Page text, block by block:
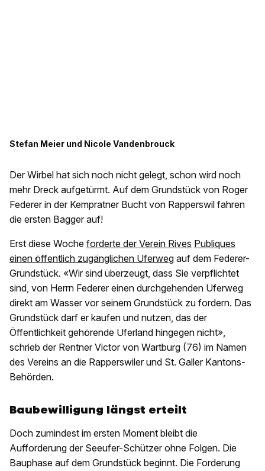
Stefan Meier und Nicole Vandenbrouck
Der Wirbel hat sich noch nicht gelegt, schon wird noch
mehr Dreck aufgetürmt. Auf dem Grundstück von Roger
Federer in der Kempratner Bucht von Rapperswil fahren
die ersten Bagger auf!
Erst diese Woche forderte der Verein Rives Publiques
einen öffentlich zugänglichen Uferweg auf dem Federer-
Grundstück. «Wir sind überzeugt, dass Sie verpflichtet
sind, von Herrn Federer einen durchgehenden Uferweg
direkt am Wasser vor seinem Grundstück zu fordern. Das
Grundstück darf er kaufen und nutzen, das der
Öffentlichkeit gehörende Uferland hingegen nicht»,
schrieb der Rentner Victor von Wartburg (76) im Namen
des Vereins an die Rapperswiler und St. Galler Kantons-
Behörden.
Baubewilligung längst erteilt
Doch zumindest im ersten Moment bleibt die
Aufforderung der Seeufer-Schützer ohne Folgen. Die
Bauphase auf dem Grundstück beginnt. Die Forderung